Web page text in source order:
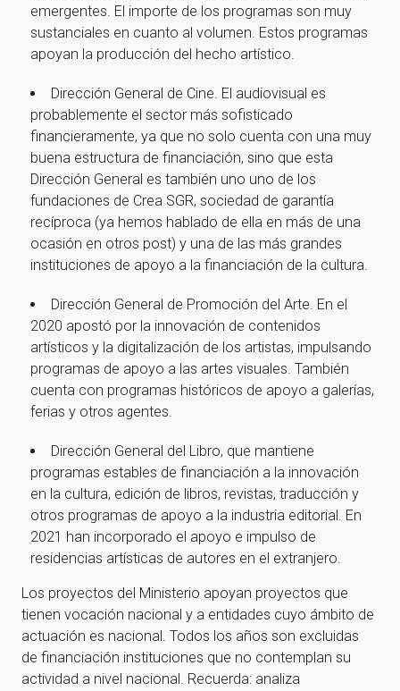
¡Gracias por suscribirte a
nuestra newsletter!
¡Gracias por suscribirte a nuestra newsletter!
Ir a la home
emergentes. El importe de los programas son muy
sustanciales en cuanto al volumen. Estos programas
apoyan la producción del hecho artístico.
Dirección General de Cine. El audiovisual es
probablemente el sector más sofisticado
financieramente, ya que no solo cuenta con una muy
buena estructura de financiación, sino que esta
Dirección General es también uno uno de los
fundaciones de Crea SGR, sociedad de garantía
recíproca (ya hemos hablado de ella en más de una
ocasión en otros post) y una de las más grandes
instituciones de apoyo a la financiación de la cultura.
Dirección General de Promoción del Arte. En el
2020 apostó por la innovación de contenidos
artísticos y la digitalización de los artistas, impulsando
programas de apoyo a las artes visuales. También
cuenta con programas históricos de apoyo a galerías,
ferias y otros agentes.
Dirección General del Libro, que mantiene
programas estables de financiación a la innovación
en la cultura, edición de libros, revistas, traducción y
otros programas de apoyo a la industria editorial. En
2021 han incorporado el apoyo e impulso de
residencias artísticas de autores en el extranjero.
Los proyectos del Ministerio apoyan proyectos que
tienen vocación nacional y a entidades cuyo ámbito de
actuación es nacional. Todos los años son excluidas
de financiación instituciones que no contemplan su
actividad a nivel nacional. Recuerda: analiza